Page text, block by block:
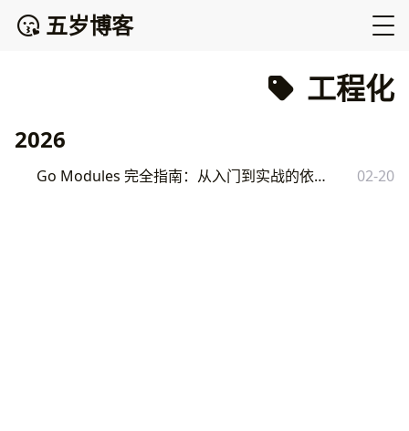
五岁博客
工程化
2026
Go Modules 完全指南：从入门到实战的依赖管理最佳实践 02-20